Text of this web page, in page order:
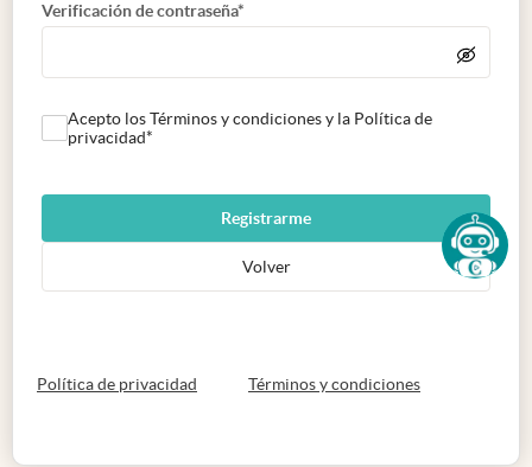
Verificación de contraseña*
Acepto los Términos y condiciones y la Política de
privacidad*
Registrarme
Volver
Política de privacidad abre en nueva pestaña
Términos y condicionesabre en nueva